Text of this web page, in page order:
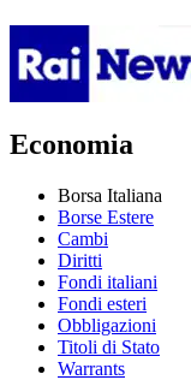
Economia
Borsa Italiana
Borse Estere
Cambi
Diritti
Fondi italiani
Fondi esteri
Obbligazioni
Titoli di Stato
Warrants